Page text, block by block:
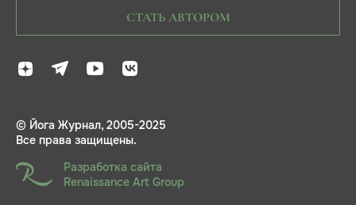
СТАТЬ АВТОРОМ
© Йога Журнал, 2005-2025
Все права защищены.
Разработка сайта
Renaissance Art Group